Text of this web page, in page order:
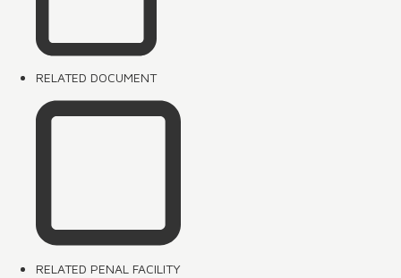
RELATED DOCUMENT
RELATED PENAL FACILITY